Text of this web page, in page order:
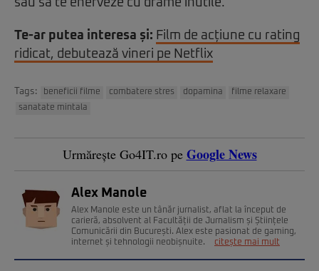
sau să te enerveze cu drame inutile.
Te-ar putea interesa și: Film de acțiune cu rating
ridicat, debutează vineri pe Netflix
Tags: beneficii filme combatere stres dopamina
filme relaxare
sanatate mintala
Urmărește Go4IT.ro pe Google News
Alex Manole
Alex Manole este un tânăr jurnalist, aflat la început de
carieră, absolvent al Facultății de Jurnalism și Științele
Comunicării din București. Alex este pasionat de gaming,
internet și tehnologii neobișnuite.
citește mai mult